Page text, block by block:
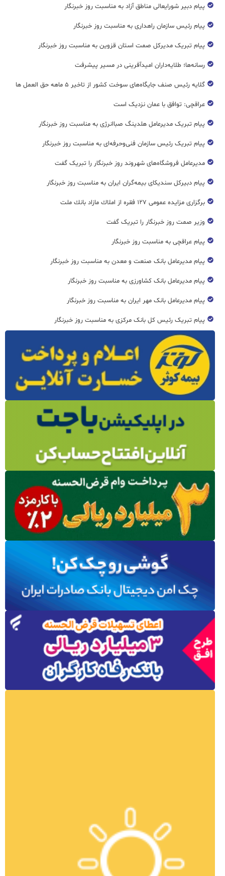
پیام دبیر شورایعالی مناطق آزاد به مناسبت روز خبرنگار
پیام رئیس سازمان راهداری به مناسبت روز خبرنگار
پیام تبریک مدیرکل صمت استان قزوین به مناسبت روز خبرنگار
رسانه‌ها؛ طلایه‌داران امیدآفرینی در مسیر پیشرفت
گلایه رئیس صنف جایگاه‌های سوخت کشور از تاخیر ۵ ماهه حق العمل ها
عراقچی: توافق با عمان نزدیک است
پیام تبریک مدیرعامل هلدینگ صباانرژی به مناسبت روز خبرنگار
پیام تبریک رئیس سازمان فنی‌و‌حرفه‌ای به مناسبت روز خبرنگار
مدیرعامل فروشگاه‌های شهروند روز خبرنگار را تبریک گفت
پیام دبیرکل سندیکای بیمه‌گران ایران به مناسبت روز خبرنگار
برگزاری مزایده عمومی ۱۲۷ فقره از املاك مازاد بانك ملت
وزیر صمت روز خبرنگار را تبریک گفت
پیام عراقچی به مناسبت روز خبرنگار
پیام مدیرعامل بانک صنعت و معدن به مناسبت روز خبرنگار
پیام مدیرعامل بانک کشاورزی به مناسبت روز خبرنگار
پیام مدیرعامل بانک مهر ایران به مناسبت روز خبرنگار
پیام تبریک رئیس کل بانک مرکزی به مناسبت روز خبرنگار